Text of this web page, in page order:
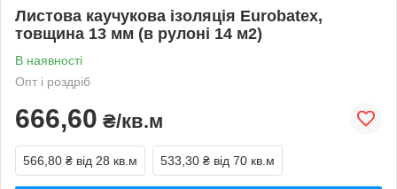
Листова каучукова ізоляція Eurobatex,
товщина 13 мм (в рулоні 14 м2)
В наявності
Опт і роздріб
666,60 ₴/кв.м
566,80 ₴ від 28 кв.м 533,30 ₴ від 70 кв.м